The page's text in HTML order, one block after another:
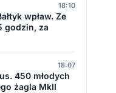
18:10
wpław. Ze
godzin, za
18:07
450 młodych
żagla MkII